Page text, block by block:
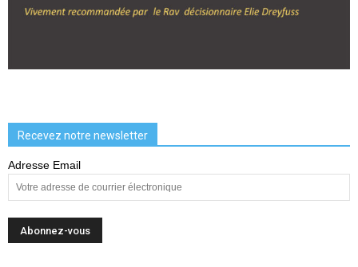
Recevez notre newsletter
Adresse Email